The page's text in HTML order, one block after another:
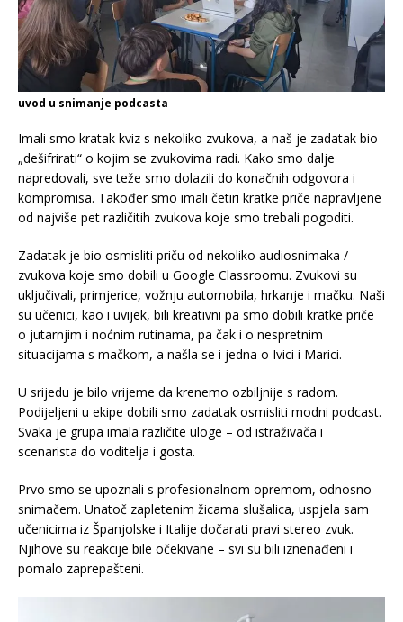
uvod u snimanje podcasta
Imali smo kratak kviz s nekoliko zvukova, a naš je zadatak bio
„dešifrirati“ o kojim se zvukovima radi. Kako smo dalje
napredovali, sve teže smo dolazili do konačnih odgovora i
kompromisa. Također smo imali četiri kratke priče napravljene
od najviše pet različitih zvukova koje smo trebali pogoditi.
Zadatak je bio osmisliti priču od nekoliko audiosnimaka /
zvukova koje smo dobili u Google Classroomu. Zvukovi su
uključivali, primjerice, vožnju automobila, hrkanje i mačku. Naši
su učenici, kao i uvijek, bili kreativni pa smo dobili kratke priče
o jutarnjim i noćnim rutinama, pa čak i o nespretnim
situacijama s mačkom, a našla se i jedna o Ivici i Marici.
U srijedu je bilo vrijeme da krenemo ozbiljnije s radom.
Podijeljeni u ekipe dobili smo zadatak osmisliti modni podcast.
Svaka je grupa imala različite uloge – od istraživača i
scenarista do voditelja i gosta.
Prvo smo se upoznali s profesionalnom opremom, odnosno
snimačem. Unatoč zapletenim žicama slušalica, uspjela sam
učenicima iz Španjolske i Italije dočarati pravi stereo zvuk.
Njihove su reakcije bile očekivane – svi su bili iznenađeni i
pomalo zaprepašteni.